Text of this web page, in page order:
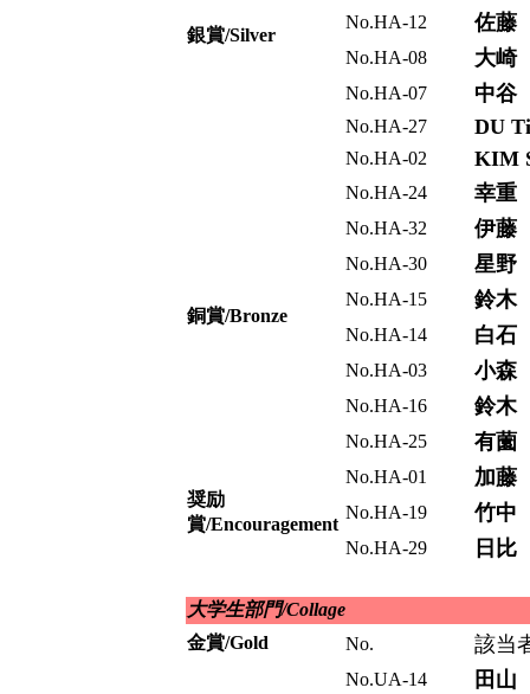
銀賞/Silver
No.HA-12 佐藤
No.HA-08 大崎
No.HA-07 中谷
No.HA-27 DU
No.HA-02 KIM
銅賞/Bronze
No.HA-24 幸重
No.HA-32 伊藤
No.HA-30 星野
No.HA-15 鈴木
No.HA-14 白石
No.HA-03 小森
No.HA-16 鈴木
No.HA-25 有薗
奨励
賞/Encouragement
No.HA-01 加藤
No.HA-19 竹中
No.HA-29 日
大学生部門/Collage
金賞/Gold
No. 該当
No.UA-14 田